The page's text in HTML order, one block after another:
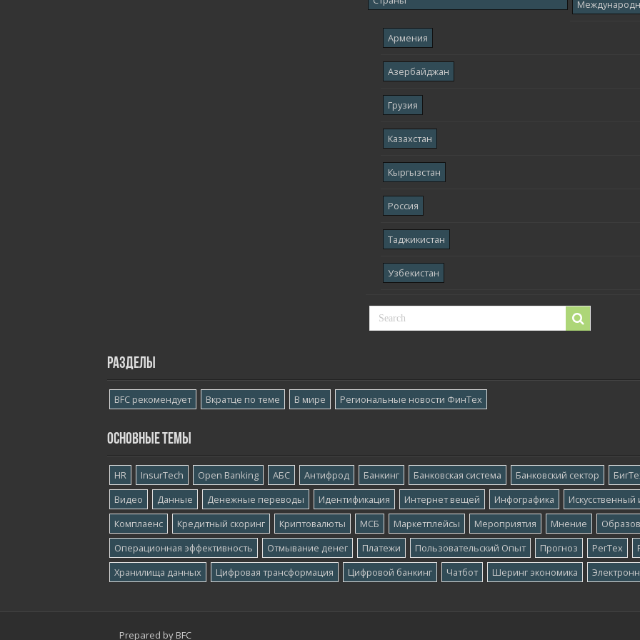
Армения
Азербайджан
Грузия
Казахстан
Кыргызстан
Россия
Таджикистан
Узбекистан
Разделы
BFC рекомендует Вкратце по теме В мире Региональные новости ФинТех
Основные темы
HR InsurTech Open Banking АБС Антифрод Банкинг Банковская система Банковский сектор
Видео
Данные Денежные переводы Идентификация Интернет вещей Инфографика
Искусственный
Комплаенс
Кредитный скоринг Криптовалюты МСБ Маркетплейсы Мероприятия Мнение
Операционная эффективность
Отмывание денег Платежи Пользовательский Опыт Прогноз РегТех
Хранилища данных
Цифровая трансформация Цифровой банкинг Чатбот Шеринг экономика
Prepared by BFC